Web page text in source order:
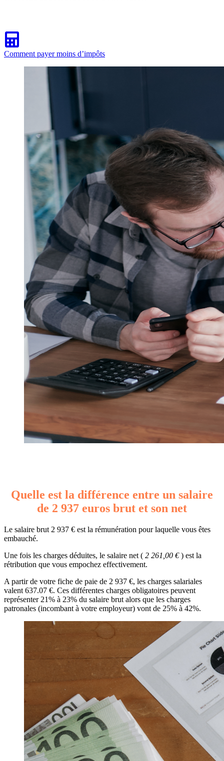
Comment payer moins d’impôts
Quelle est la différence entre un salaire
de 2 937 euros brut et son net
Le salaire brut 2 937 € est la rémunération pour laquelle vous êtes
embauché.
Une fois les charges déduites, le salaire net ( 2 261,00 €) est la
rétribution que vous empochez effectivement.
A partir de votre fiche de paie de 2 937 €, les charges salariales
valent 637.07 €. Ces différentes charges obligatoires peuvent
représenter 21% à 23% du salaire brut alors que les charges
patronales (incombant à votre employeur) vont de 25% à 42%.